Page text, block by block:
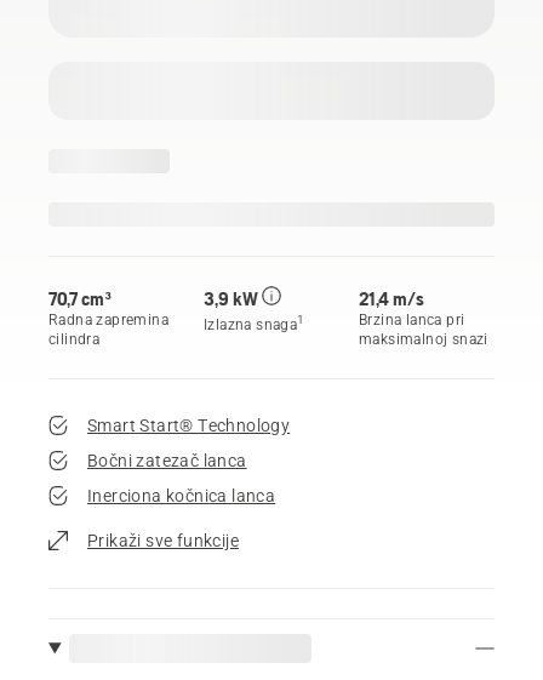
70,7 cm³
Radna zapremina
cilindra
3,9 kW
Izlazna snaga1
21,4 m/s
Brzina lanca pri
maksimalnoj snazi
Smart Start® Technology
Bočni zatezač lanca
Inerciona kočnica lanca
Prikaži sve funkcije